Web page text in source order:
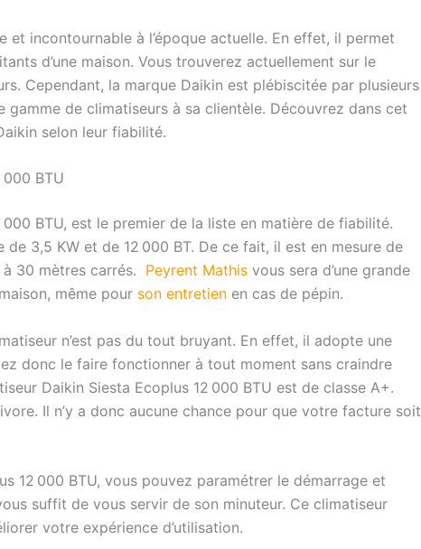
et incontournable à l’époque actuelle. En effet, il permet
d’une maison. Vous trouverez actuellement sur le
Cependant, la marque Daikin est plébiscitée par plusieurs
gamme de climatiseurs à sa clientèle. Découvrez dans cet
selon leur fiabilité.
BTU
BTU, est le premier de la liste en matière de fiabilité.
3,5 KW et de 12 000 BT. De ce fait, il est en mesure de
30 mètres carrés. Peyrent Mathis vous sera d’une grande
même pour son entretien en cas de pépin.
n’est pas du tout bruyant. En effet, il adopte une
donc le faire fonctionner à tout moment sans craindre
Daikin Siesta Ecoplus 12 000 BTU est de classe A+.
Il n’y a donc aucune chance pour que votre facture soit
12 000 BTU, vous pouvez paramétrer le démarrage et
suffit de vous servir de son minuteur. Ce climatiseur
votre expérience d’utilisation.